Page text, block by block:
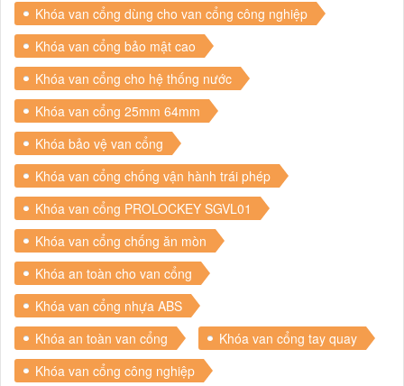
Khóa van cổng dùng cho van cổng công nghiệp
Khóa van cổng bảo mật cao
Khóa van cổng cho hệ thống nước
Khóa van cổng 25mm 64mm
Khóa bảo vệ van cổng
Khóa van cổng chống vận hành trái phép
Khóa van cổng PROLOCKEY SGVL01
Khóa van cổng chống ăn mòn
Khóa an toàn cho van cổng
Khóa van cổng nhựa ABS
Khóa an toàn van cổng
Khóa van cổng tay quay
Khóa van cổng công nghiệp